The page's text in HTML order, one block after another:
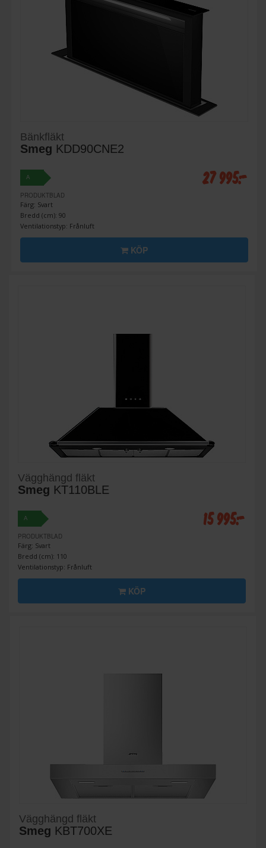
Bänkfläkt
Smeg KDD90CNE2
A
PRODUKTBLAD
Färg: Svart
Bredd (cm): 90
Ventilationstyp: Frånluft
27 995:-
KÖP
Vägghängd fläkt
Smeg KT110BLE
A
PRODUKTBLAD
Färg: Svart
Bredd (cm): 110
Ventilationstyp: Frånluft
15 995:-
KÖP
Vägghängd fläkt
Smeg KBT700XE